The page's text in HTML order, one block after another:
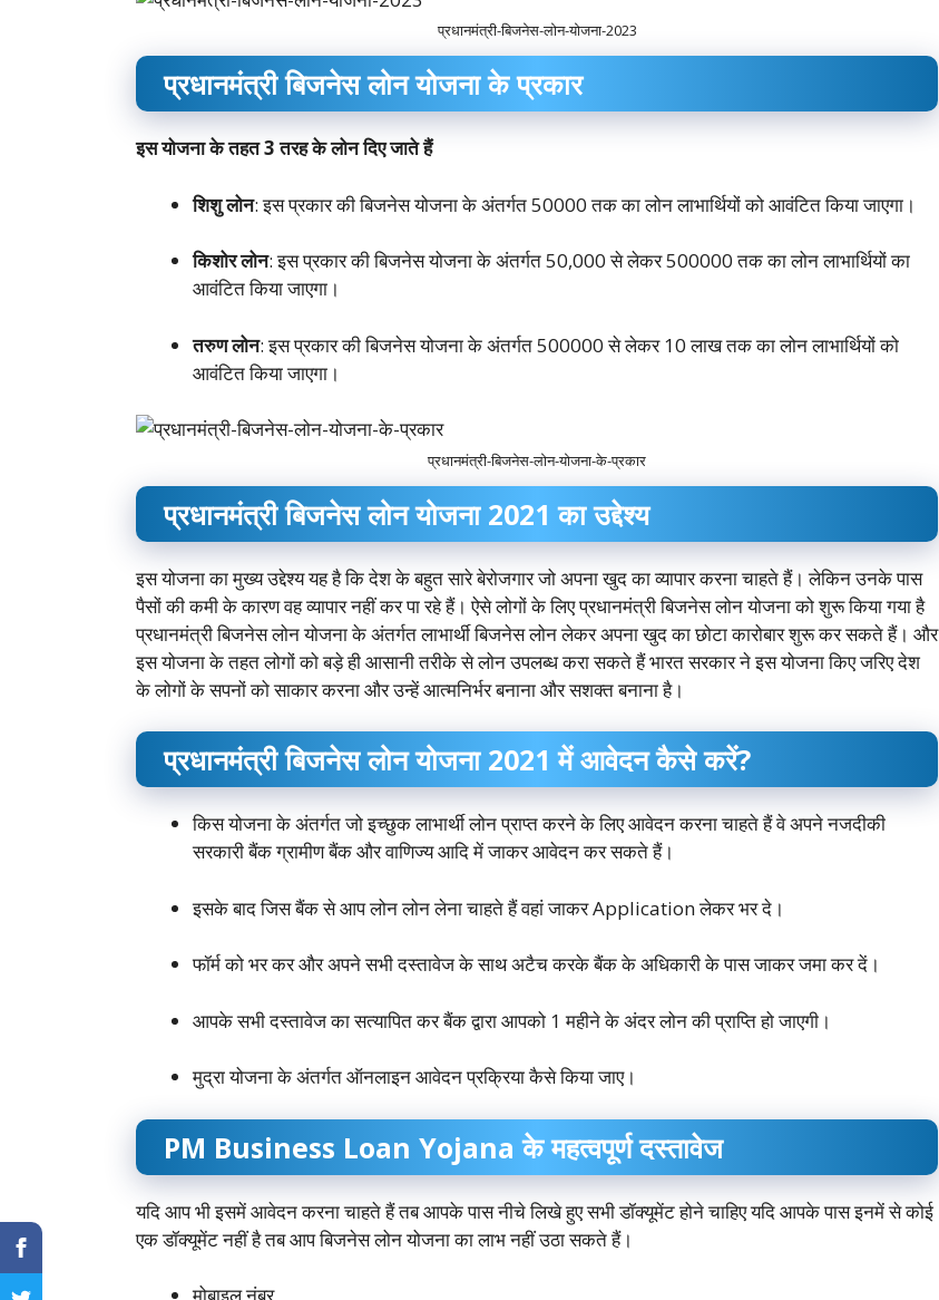
प्रधानमंत्री-बिजनेस-लोन-योजना-2023
प्रधानमंत्री बिजनेस लोन योजना के प्रकार
इस योजना के तहत 3 तरह के लोन दिए जाते हैं
शिशु लोन: इस प्रकार की बिजनेस योजना के अंतर्गत 50000 तक का लोन लाभार्थियों को आवंटित किया जाएगा।
किशोर लोन: इस प्रकार की बिजनेस योजना के अंतर्गत 50,000 से लेकर 500000 तक का लोन लाभार्थियों का
आवंटित किया जाएगा।
तरुण लोन: इस प्रकार की बिजनेस योजना के अंतर्गत 500000 से लेकर 10 लाख तक का लोन लाभार्थियों को
आवंटित किया जाएगा।
प्रधानमंत्री-बिजनेस-लोन-योजना-के-प्रकार
प्रधानमंत्री बिजनेस लोन योजना 2021 का उद्देश्य
इस योजना का मुख्य उद्देश्य यह है कि देश के बहुत सारे बेरोजगार जो अपना खुद का व्यापार करना चाहते हैं। लेकिन उनके पास
पैसों की कमी के कारण वह व्यापार नहीं कर पा रहे हैं। ऐसे लोगों के लिए प्रधानमंत्री बिजनेस लोन योजना को शुरू किया गया है
प्रधानमंत्री बिजनेस लोन योजना के अंतर्गत लाभार्थी बिजनेस लोन लेकर अपना खुद का छोटा कारोबार शुरू कर सकते हैं। और
इस योजना के तहत लोगों को बड़े ही आसानी तरीके से लोन उपलब्ध करा सकते हैं भारत सरकार ने इस योजना किए जरिए देश
के लोगों के सपनों को साकार करना और उन्हें आत्मनिर्भर बनाना और सशक्त बनाना है।
प्रधानमंत्री बिजनेस लोन योजना 2021 में आवेदन कैसे करें?
किस योजना के अंतर्गत जो इच्छुक लाभार्थी लोन प्राप्त करने के लिए आवेदन करना चाहते हैं वे अपने नजदीकी
सरकारी बैंक ग्रामीण बैंक और वाणिज्य आदि में जाकर आवेदन कर सकते हैं।
इसके बाद जिस बैंक से आप लोन लोन लेना चाहते हैं वहां जाकर Application लेकर भर दे।
फॉर्म को भर कर और अपने सभी दस्तावेज के साथ अटैच करके बैंक के अधिकारी के पास जाकर जमा कर दें।
आपके सभी दस्तावेज का सत्यापित कर बैंक द्वारा आपको 1 महीने के अंदर लोन की प्राप्ति हो जाएगी।
मुद्रा योजना के अंतर्गत ऑनलाइन आवेदन प्रक्रिया कैसे किया जाए।
PM Business Loan Yojana के महत्वपूर्ण दस्तावेज
यदि आप भी इसमें आवेदन करना चाहते हैं तब आपके पास नीचे लिखे हुए सभी डॉक्यूमेंट होने चाहिए यदि आपके पास इनमें से कोई
एक डॉक्यूमेंट नहीं है तब आप बिजनेस लोन योजना का लाभ नहीं उठा सकते हैं।